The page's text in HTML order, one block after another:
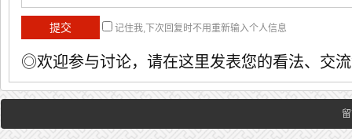
记住我,下次回复时不用重新输入个人信息
◎欢迎参与讨论，请在这里发表您的看法、交